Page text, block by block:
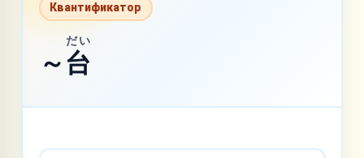
Квантификатор
～ 台
だい